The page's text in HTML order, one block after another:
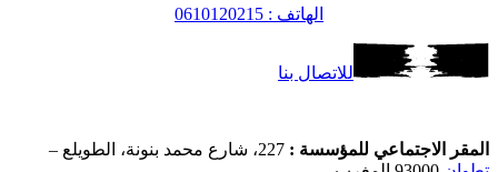
الهاتف : 0610120215
للاتصال بنا
المقر الاجتماعي للمؤسسة : 227، شارع محمد بنونة، الطويلع –